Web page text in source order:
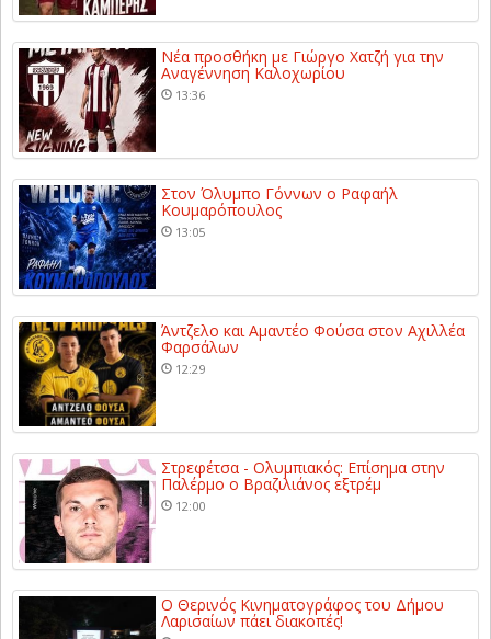
Νέα προσθήκη με Γιώργο Χατζή για την
Αναγέννηση Καλοχωρίου
13:36
Στον Όλυμπο Γόννων ο Ραφαήλ
Κουμαρόπουλος
13:05
Άντζελο και Αμαντέο Φούσα στον Αχιλλέα
Φαρσάλων
12:29
Στρεφέτσα - Ολυμπιακός: Επίσημα στην
Παλέρμο ο Βραζιλιάνος εξτρέμ
12:00
Ο Θερινός Κινηματογράφος του Δήμου
Λαρισαίων πάει διακοπές!